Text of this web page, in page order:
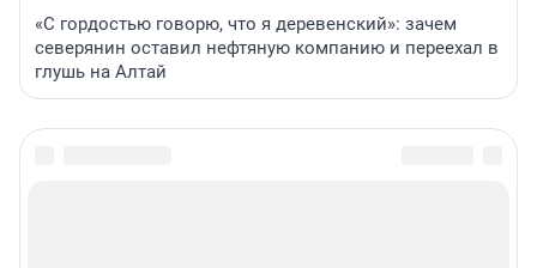
«С гордостью говорю, что я деревенский»: зачем
северянин оставил нефтяную компанию и переехал в
глушь на Алтай